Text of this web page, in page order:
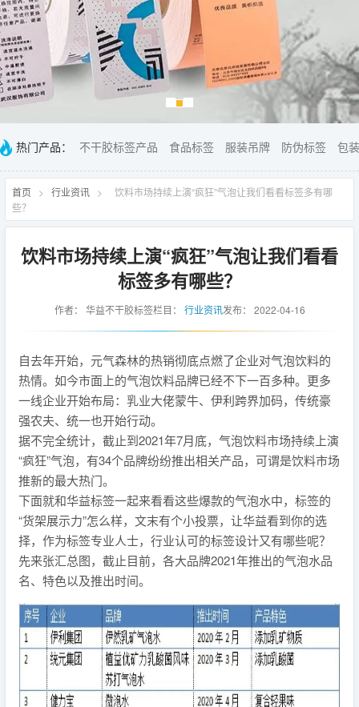
热门产品： 不干胶标签产品 食品标签 服装吊牌 防伪标签 包
首页 > 行业资讯 >
饮料市场持续上演“疯狂”气泡让我们看看标签多有哪
些？
饮料市场持续上演“疯狂”气泡让我们看看
标签多有哪些？
作者： 华益不干胶标签栏目： 行业资讯发布： 2022-04-16
自去年开始，元气森林的热销彻底点燃了企业对气泡饮料的
热情。如今市面上的气泡饮料品牌已经不下一百多种。更多
一线企业开始布局：乳业大佬蒙牛、伊利跨界加码，传统豪
强农夫、统一也开始行动。
据不完全统计，截止到2021年7月底，气泡饮料市场持续上演
“疯狂”气泡，有34个品牌纷纷推出相关产品，可谓是饮料市场
推新的最大热门。
下面就和华益标签一起来看看这些爆款的气泡水中，标签的
“货架展示力”怎么样，文末有个小投票，让华益看到你的选
择，作为标签专业人士，行业认可的标签设计又有哪些呢？
先来张汇总图，截止目前，各大品牌2021年推出的气泡水品
名、特色以及推出时间。